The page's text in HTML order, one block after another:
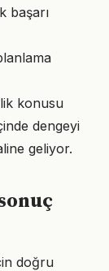
başarı
konusu
dengeyi
geliyor.
doğru